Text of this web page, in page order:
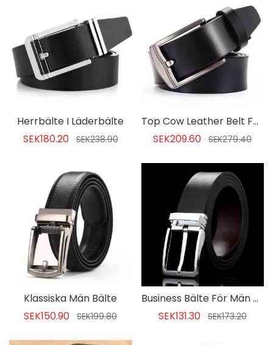
Herrbälte I Läderbälte
SEK180.20 SEK238.90
Top Cow Leather Belt För Män
SEK209.60
SEK279.40
Klassiska Män Bälte
SEK150.90
SEK199.80
Business Bälte För Män På Andra Våningen
SEK131.30 SEK173.20